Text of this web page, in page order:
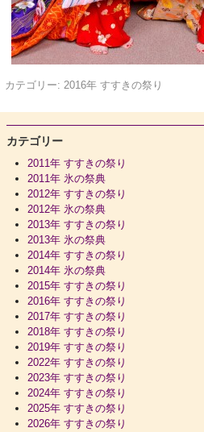
カテゴリー: 2016年 すすきの祭り
カテゴリー
2011年 すすきの祭り
2011年 氷の祭典
2012年 すすきの祭り
2012年 氷の祭典
2013年 すすきの祭り
2013年 氷の祭典
2014年 すすきの祭り
2014年 氷の祭典
2015年 すすきの祭り
2016年 すすきの祭り
2017年 すすきの祭り
2018年 すすきの祭り
2019年 すすきの祭り
2022年 すすきの祭り
2023年 すすきの祭り
2024年 すすきの祭り
2025年 すすきの祭り
2026年 すすきの祭り